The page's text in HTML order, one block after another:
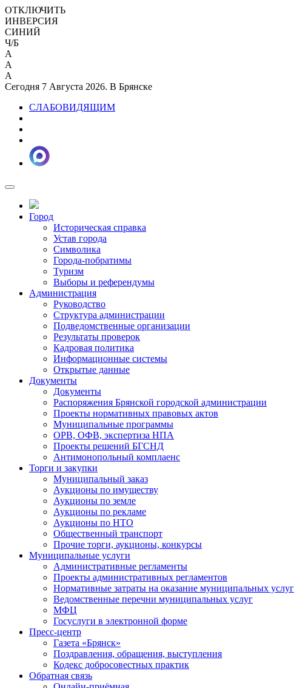
ОТКЛЮЧИТЬ
ИНВЕРСИЯ
СИНИЙ
Ч/Б
A
A
A
Сегодня 7 Августа 2026. В Брянске
СЛАБОВИДЯЩИМ
Город
Историческая справка
Устав города
Символика
Города-побратимы
Туризм
Выборы и референдумы
Администрация
Руководство
Структура администрации
Подведомственные организации
Результаты проверок
Кадровая политика
Информационные системы
Открытые данные
Документы
Документы
Распоряжения Брянской городской администрации
Проекты нормативных правовых актов
Муниципальные программы
ОРВ, ОФВ, экспертиза НПА
Проекты решений БГСНД
Антимонопольный комплаенс
Торги и закупки
Муниципальный заказ
Аукционы по имуществу
Аукционы по земле
Аукционы по рекламе
Аукционы по НТО
Общественный транспорт
Прочие торги, аукционы, конкурсы
Муниципальные услуги
Административные регламенты
Проекты административных регламентов
Нормативные затраты на оказание муниципальных услуг
Ведомственные перечни муниципальных услуг
МФЦ
Госуслуги в электронной форме
Пресс-центр
Газета «Брянск»
Поздравления, обращения, выступления
Кодекс добросовестных практик
Обратная связь